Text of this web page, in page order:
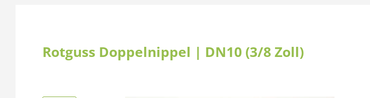
Rotguss Doppelnippel | DN10 (3/8 Zoll)